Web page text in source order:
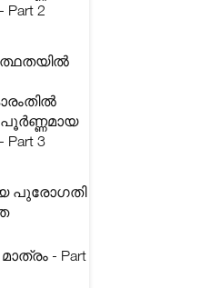
2
പൂർണ്ണമായ
3
പുരോഗതി
- Part